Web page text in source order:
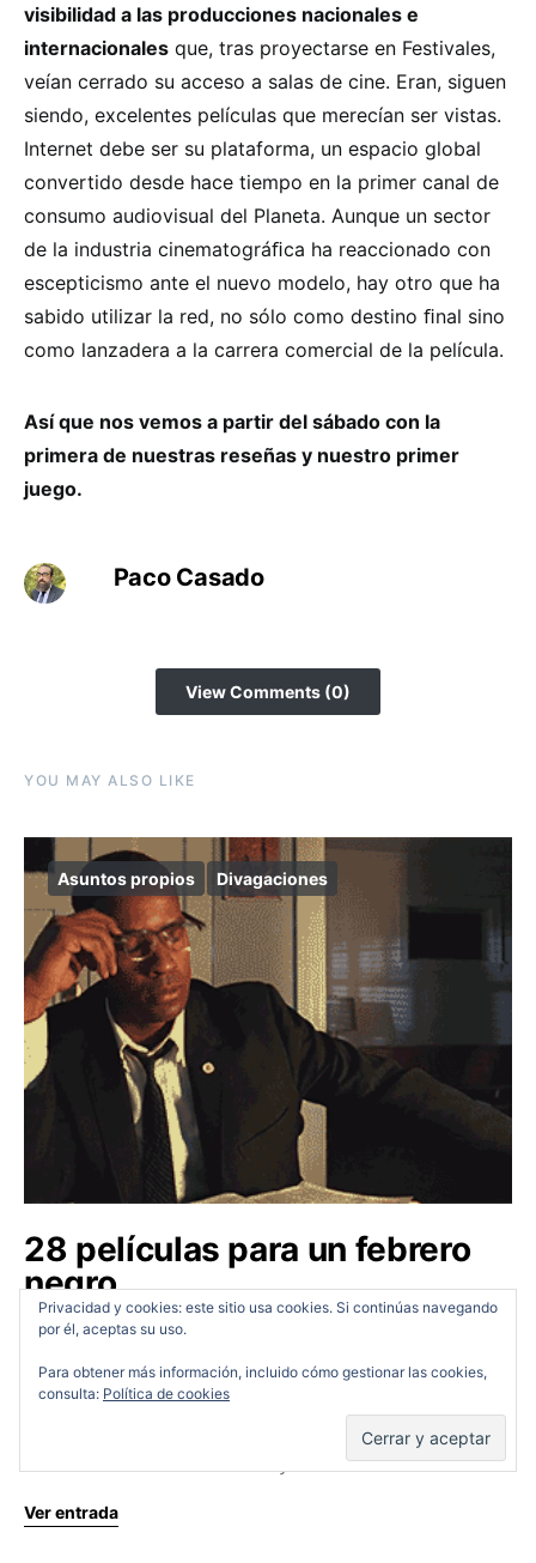
visibilidad a las producciones nacionales e
internacionales que, tras proyectarse en Festivales,
veían cerrado su acceso a salas de cine. Eran, siguen
siendo, excelentes películas que merecían ser vistas.
Internet debe ser su plataforma, un espacio global
convertido desde hace tiempo en la primer canal de
consumo audiovisual del Planeta. Aunque un sector
de la industria cinematográﬁca ha reaccionado con
escepticismo ante el nuevo modelo, hay otro que ha
sabido utilizar la red, no sólo como destino ﬁnal sino
como lanzadera a la carrera comercial de la película.
Así que nos vemos a partir del sábado con la
primera de nuestras reseñas y nuestro primer
juego.
Paco Casado
View Comments (0)
YOU MAY ALSO LIKE
Asuntos propios Divagaciones
28 películas para un febrero
negro
Cine en Serio
Este mes se estrena Black Panther la primer película
de Marvel con un reparto mayoritariamente negro.
Además, de forma muy inteligente, lo han hecho
coincidir con el Black History Month…
Ver entrada
Privacidad y cookies: este sitio usa cookies. Si continúas navegando
por él, aceptas su uso.
Para obtener más información, incluido cómo gestionar las cookies,
consulta: Política de cookies